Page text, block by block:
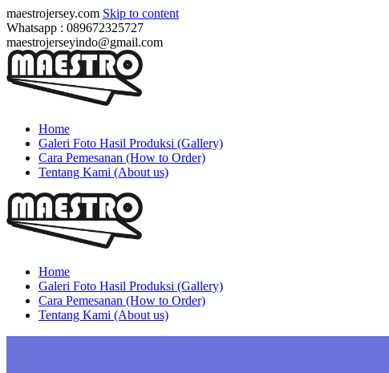
maestrojersey.com Skip to content
Whatsapp : 089672325727
maestrojerseyindo@gmail.com
Home
Galeri Foto Hasil Produksi (Gallery)
Cara Pemesanan (How to Order)
Tentang Kami (About us)
Home
Galeri Foto Hasil Produksi (Gallery)
Cara Pemesanan (How to Order)
Tentang Kami (About us)